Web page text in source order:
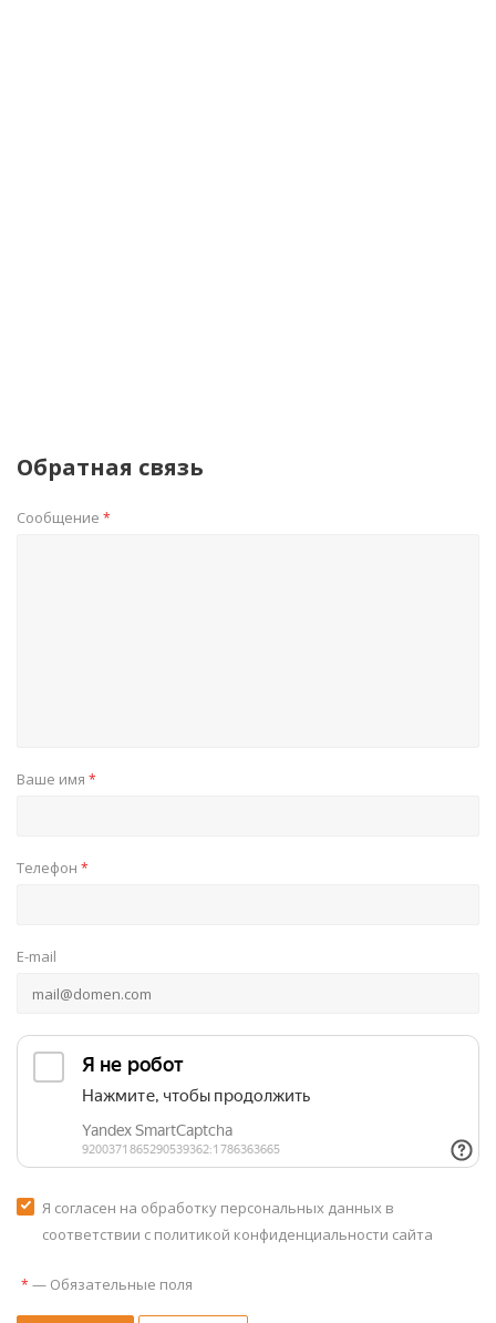
Обратная связь
Сообщение *
Ваше имя *
Телефон *
E-mail
Я согласен на обработку персональных данных в
соответствии с политикой конфиденциальности сайта
* — Обязательные поля